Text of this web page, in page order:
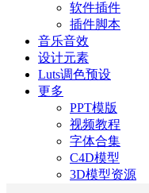
软件插件
插件脚本
音乐音效
设计元素
Luts调色预设
更多
PPT模版
视频教程
字体合集
C4D模型
3D模型资源